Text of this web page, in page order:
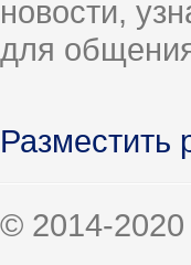
новости,
для
Разместить
© 2014-